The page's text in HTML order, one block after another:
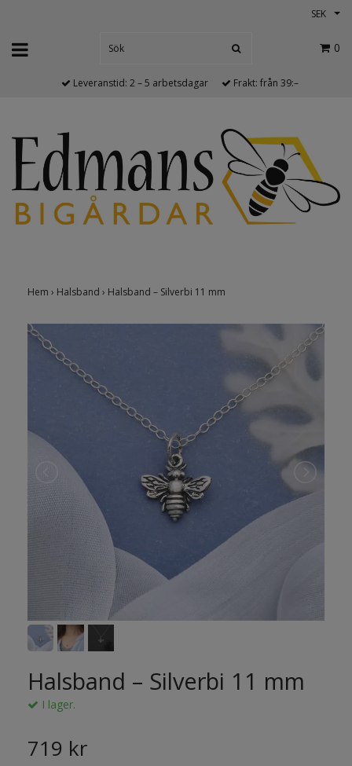
SEK
0
Leveranstid: 2 – 5 arbetsdagar Frakt: från 39:–
Hem › Halsband › Halsband – Silverbi 11 mm
Halsband – Silverbi 11 mm
I lager.
719 kr